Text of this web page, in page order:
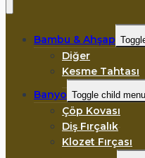
Bambu & Ahşap
Diğer
Kesme Tahtası
Banyo Toggle child menu
Çöp Kovası
Diş Fırçalık
Klozet Fırçası